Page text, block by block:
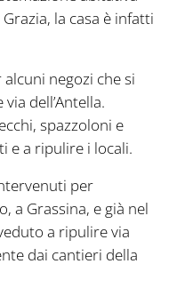
la casa è infatti
negozi che si
dell’Antella.
spazzoloni e
e a ripulire i locali.
per
a Grassina, e già nel
a ripulire via
dai cantieri della